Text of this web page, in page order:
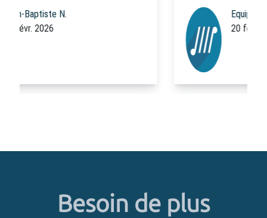
Besoin de plus